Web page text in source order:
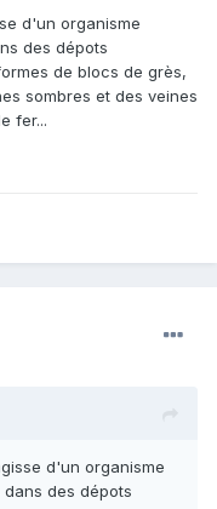
d'un organisme
des dépots
de blocs de grès,
sombres et des veines
fer...
d'un organisme
des dépots